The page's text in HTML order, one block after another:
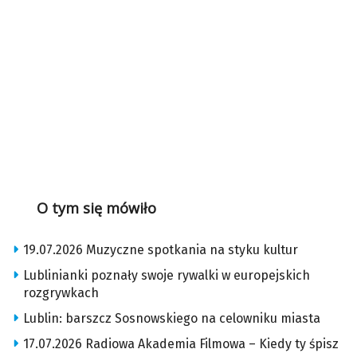
O tym się mówiło
19.07.2026 Muzyczne spotkania na styku kultur
Lublinianki poznały swoje rywalki w europejskich
rozgrywkach
Lublin: barszcz Sosnowskiego na celowniku miasta
17.07.2026 Radiowa Akademia Filmowa – Kiedy ty śpisz